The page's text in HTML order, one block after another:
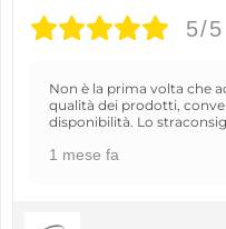
5/5
Non è la prima volta che
qualità dei prodotti,
disponibilità. Lo
1 mese fa